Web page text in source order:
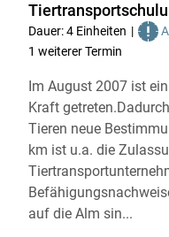
Dauer: 4 Einheiten
1 weiterer Termin
Im August 2007 ist
Kraft
Tieren neue
km ist u.a. die
auf die Alm sin...